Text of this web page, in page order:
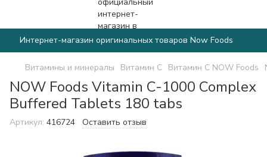
Интернет-магазин оригинальных товаров Now Foods
Витамины и минералы Витамин C Витамин C NOW Foods
NOW Foods Vitamin C-1000 Complex
Buffered Tablets 180 tabs
Артикул: 416724 Оставить отзыв